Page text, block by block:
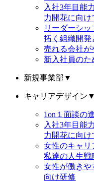
入社3年目能
力開花に向け
リーダーシ
拓く組織開発
売れる会社が
新入社員の
新規事業部 ▼
キャリアデザイン ▼
1on１面談の
入社3年目能
力開花に向け
女性のキャ
私達の人生戦
女性が働きや
向け研修